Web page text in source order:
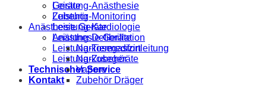
Leistung-Anästhesie
Leistung-Monitoring
Leistung-Kardiologie
Leistung-Defibrillation
Leistung-Tiermedizin
Leistung-Zubehör
Technischer Service
Kontakt
Geräte
Zubehör
Anästhesie Geräte
Anästhesie-Geräte
Narkosegasfortleitung
Narkosegeräte
Vapore
Zubehör Dräger